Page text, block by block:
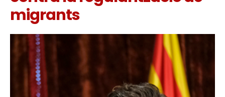
migrants